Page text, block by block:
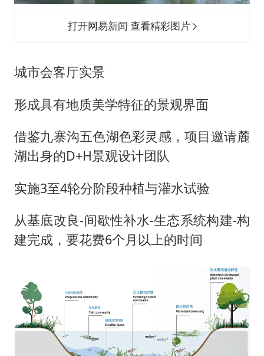
打开网易新闻 查看精彩图片
城市会客厅实景
形成具有地质美学特征的景观界面
借鉴九寨沟五色湖色彩灵感，项目邀请麓
湖出身的D+H景观设计团队
实施3至4轮分阶段种植与灌水试验
从基底改良-间歇性补水-生态系统构建-构
建完成，要花费6个月以上的时间